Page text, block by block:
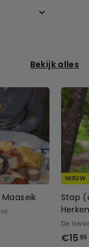
Bekijk alles
NIEUW
Stap
De
€15 95